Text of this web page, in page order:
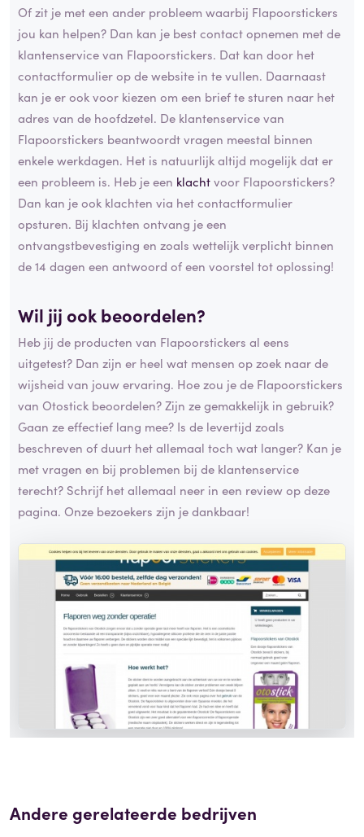
Of zit je met een ander probleem waarbij Flapoorstickers
jou kan helpen? Dan kan je best contact opnemen met de
klantenservice van Flapoorstickers. Dat kan door het
contactformulier op de website in te vullen. Daarnaast
kan je er ook voor kiezen om een brief te sturen naar het
adres van de hoofdzetel. De klantenservice van
Flapoorstickers beantwoordt vragen meestal binnen
enkele werkdagen. Het is natuurlijk altijd mogelijk dat er
een probleem is. Heb je een klachtvoor Flapoorstickers?
Dan kan je ook klachten via het contactformulier
opsturen. Bij klachten ontvang je een
ontvangstbevestiging en zoals wettelijk verplicht binnen
de 14 dagen een antwoord of een voorstel tot oplossing!
Wil jij ook beoordelen?
Heb jij de producten van Flapoorstickers al eens
uitgetest? Dan zijn er heel wat mensen op zoek naar de
wijsheid van jouw ervaring. Hoe zou je de Flapoorstickers
van Otostick beoordelen? Zijn ze gemakkelijk in gebruik?
Gaan ze effectief lang mee? Is de levertijd zoals
beschreven of duurt het allemaal toch wat langer? Kan je
met vragen en bij problemen bij de klantenservice
terecht? Schrijf het allemaal neer in een review op deze
pagina. Onze bezoekers zijn je dankbaar!
Andere gerelateerde bedrijven